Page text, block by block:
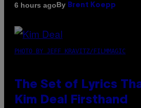
6 hours agoBy Brent Koepp
PHOTO BY JEFF KRAVITZ/FILMMAGIC
The Set of Lyrics
Kim Deal Firsthand